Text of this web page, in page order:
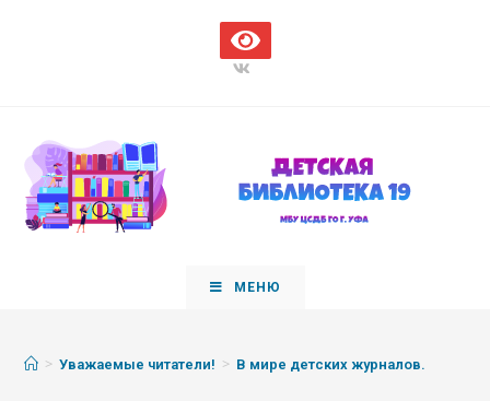
МЕНЮ
> Уважаемые читатели! > В мире детских журналов.